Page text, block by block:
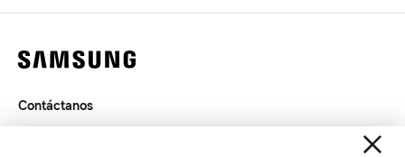
Contáctanos